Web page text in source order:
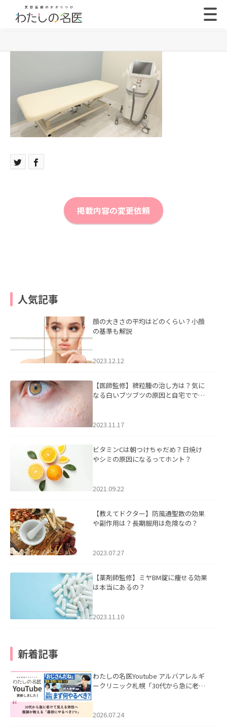
掲載内容の変更依頼
人気記事
顔の大きさの平均はどのくらい？小顔
の基準も解説
2023.12.12
【医師監修】稗粒腫の治し方は？気に
なる白いブツブツの原因と自宅ででき
2023.11.17
ビタミンCは朝つけちゃだめ？日焼け
やシミの原因になるってホント？
2021.09.22
【教えてドクター】防風通聖散の効果
や副作用は？長期服用は危険なの？
2023.07.27
【薬剤師監修】ミヤBM錠に痩せる効果
は本当にあるの？
2023.11.10
新着記事
わたしの名医Youtube アルバアレルギ
ークリニック札幌「30代から急に老け
た。
2026.07.24